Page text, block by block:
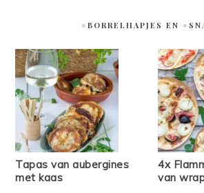
#BORRELHAPJES EN
Tapas van aubergines
met kaas
4x
van